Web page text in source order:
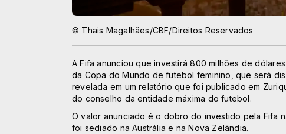
© Thais Magalhães/CBF/Direitos Reservados
A Fifa anunciou que investirá 800 milhões de
da Copa do Mundo de futebol feminino, que será
revelada em um relatório que foi publicado em
do conselho da entidade máxima do futebol.
O valor anunciado é o dobro do investido pela Fifa
foi sediado na Austrália e na Nova Zelândia.